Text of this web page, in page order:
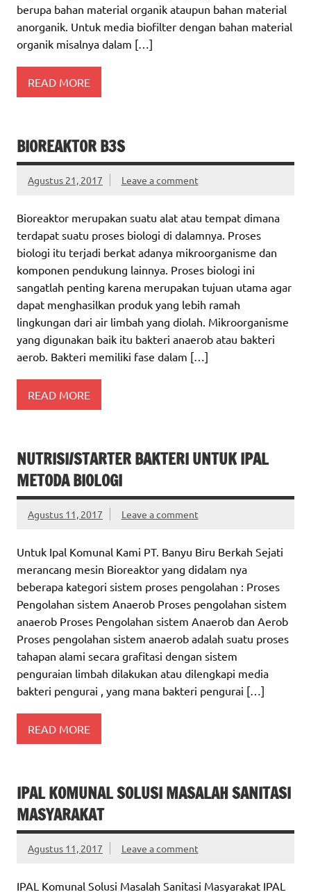
berupa bahan material organik ataupun bahan material
anorganik. Untuk media biofilter dengan bahan material
organik misalnya dalam […]
READ MORE
BIOREAKTOR B3S
Agustus 21, 2017 Leave a comment
Bioreaktor merupakan suatu alat atau tempat dimana
terdapat suatu proses biologi di dalamnya. Proses
biologi itu terjadi berkat adanya mikroorganisme dan
komponen pendukung lainnya. Proses biologi ini
sangatlah penting karena merupakan tujuan utama agar
dapat menghasilkan produk yang lebih ramah
lingkungan dari air limbah yang diolah. Mikroorganisme
yang digunakan baik itu bakteri anaerob atau bakteri
aerob. Bakteri memiliki fase dalam […]
READ MORE
NUTRISI/STARTER BAKTERI UNTUK IPAL
METODA BIOLOGI
Agustus 11, 2017 Leave a comment
Untuk Ipal Komunal Kami PT. Banyu Biru Berkah Sejati
merancang mesin Bioreaktor yang didalam nya
beberapa kategori sistem proses pengolahan : Proses
Pengolahan sistem Anaerob Proses pengolahan sistem
anaerob Proses Pengolahan sistem Anaerob dan Aerob
Proses pengolahan sistem anaerob adalah suatu proses
tahapan alami secara grafitasi dengan sistem
penguraian limbah dilakukan atau dilengkapi media
bakteri pengurai , yang mana bakteri pengurai […]
READ MORE
IPAL KOMUNAL SOLUSI MASALAH SANITASI
MASYARAKAT
Agustus 11, 2017 Leave a comment
IPAL Komunal Solusi Masalah Sanitasi Masyarakat IPAL